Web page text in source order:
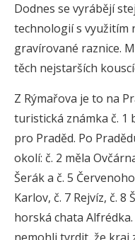
Dodnes se vyrábějí
technologií s využitím
gravírované raznice.
těch nejstarších
Z Rýmařova je to na
turistická známka č. 1
pro Praděd. Po
okolí: č. 2 měla
Šerák a č. 5
Karlov, č. 7 Rejvíz, č. 8
horská chata